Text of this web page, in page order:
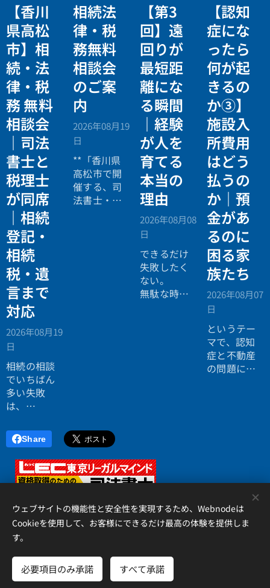
【香川
県高松
市】相
続・法
律・税
務 無料
相談会
｜司法
書士と
税理士
が同席
｜相続
登記・
相続
税・遺
言まで
対応
2026年08月19
日
相続の相談
でいちばん
多い失敗
は、
行ったら登
記の話がで
きず、司法
書士に行っ
たら税金が
い」ことで
す。
相続法
律・税
務無料
相談会
のご案
内
2026年08月19
日
**「香川県
高松市で開
催する、司
法書士・税
【第3
回】遠
回りが
最短距
離にな
る瞬間
｜経験
が人を
育てる
本当の
理由
2026年08月08
日
できるだけ
失敗したく
ない。
無駄な時間
【認知
症にな
ったら
何が起
きるの
か③】
施設入
所費用
はどう
払うの
か｜預
金があ
るのに
困る家
族たち
2026年08月07
日
というテー
マで、認知
症と不動産
の問題につ
Share
アイリス国際司法書士・行政書士事務所、 香川県高松市錦町２丁
目１３番７号 松岡ビル２Ｆ 、087-873-2653
Cookie
ウェブサイトの機能性と安全性を実現するため、Webnodeは
Cookieを使用して、お客様にできるだけ最高の体験を提供しま
す。
必要項目のみ承諾 すべて承諾